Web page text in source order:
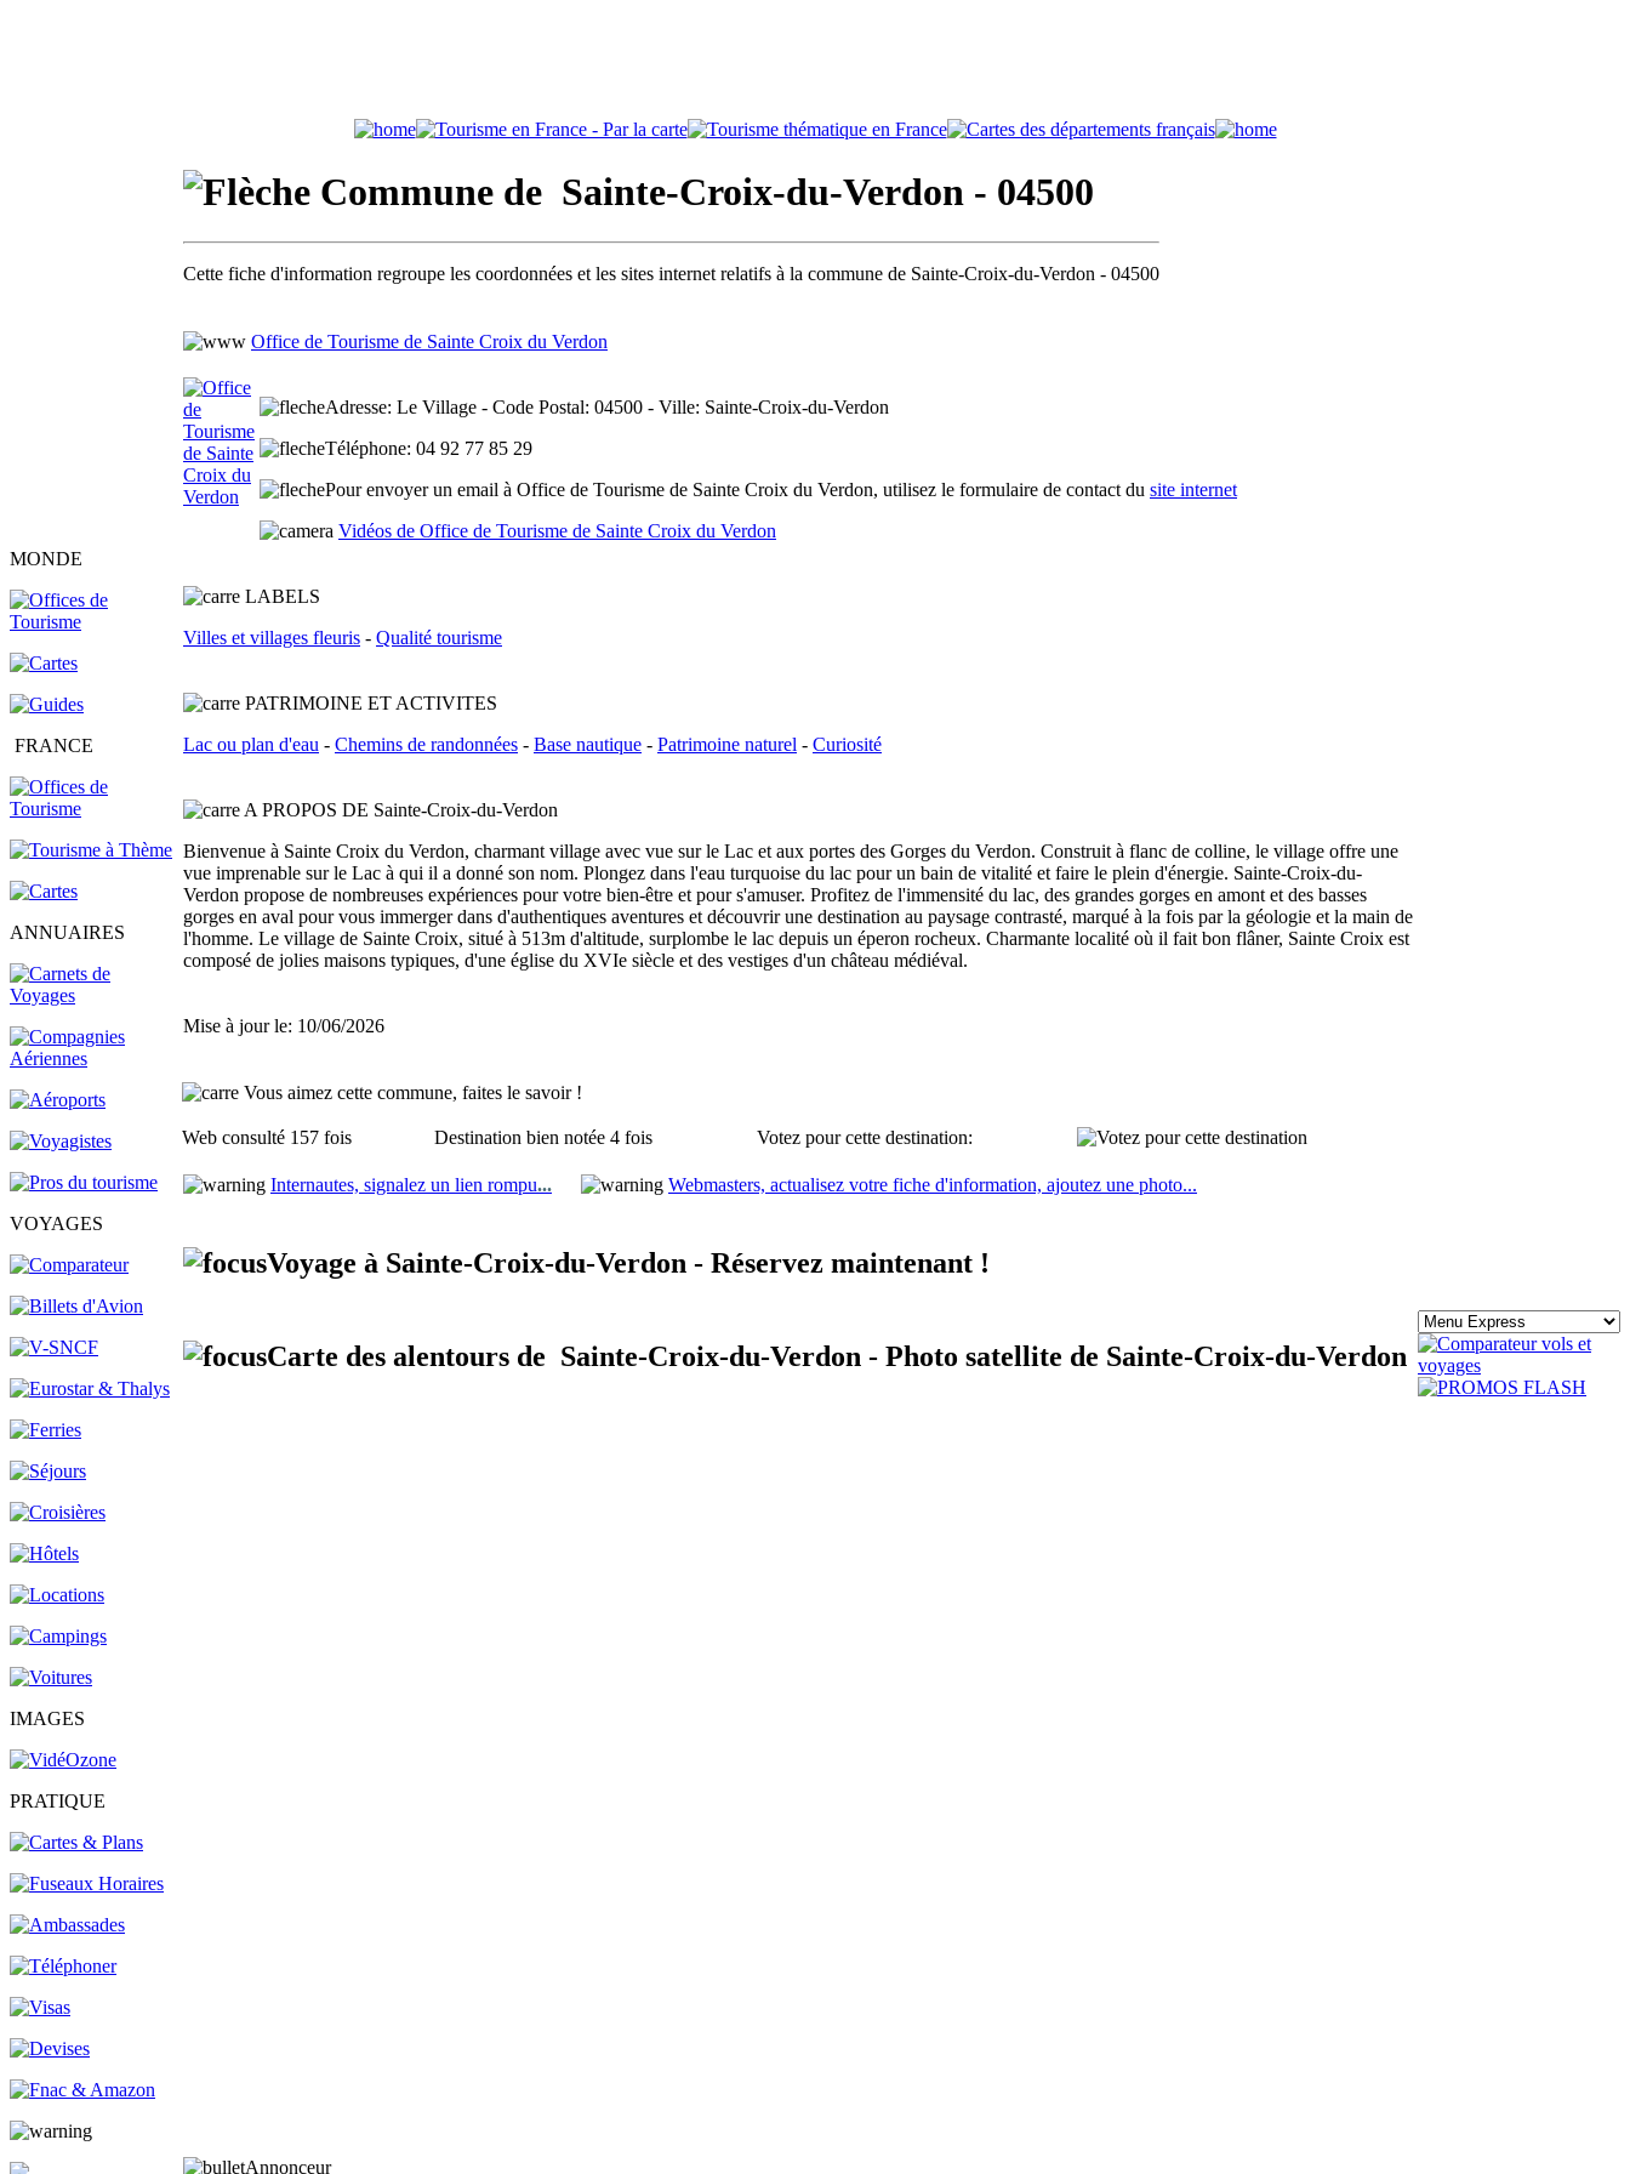
MONDE
FRANCE
ANNUAIRES
VOYAGES
IMAGES
PRATIQUE
Commune de Sainte-Croix-du-Verdon - 04500
Cette fiche d'information regroupe les coordonnées et les sites internet relatifs à la commune de Sainte-Croix-du-Verdon - 04500
Office de Tourisme de Sainte Croix du Verdon
Adresse: Le Village - Code Postal: 04500 - Ville: Sainte-Croix-du-Verdon
Téléphone: 04 92 77 85 29
Pour envoyer un email à Office de Tourisme de Sainte Croix du Verdon, utilisez le formulaire de contact du site internet
Vidéos de Office de Tourisme de Sainte Croix du Verdon
LABELS
Villes et villages fleuris - Qualité tourisme
PATRIMOINE ET ACTIVITES
Lac ou plan d'eau - Chemins de randonnées - Base nautique - Patrimoine naturel - Curiosité
A PROPOS DE Sainte-Croix-du-Verdon
Bienvenue à Sainte Croix du Verdon, charmant village avec vue sur le Lac et aux portes des Gorges du Verdon. Construit à flanc de colline, le village offre une
vue imprenable sur le Lac à qui il a donné son nom. Plongez dans l'eau turquoise du lac pour un bain de vitalité et faire le plein d'énergie. Sainte-Croix-du-
Verdon propose de nombreuses expériences pour votre bien-être et pour s'amuser. Profitez de l'immensité du lac, des grandes gorges en amont et des basses
gorges en aval pour vous immerger dans d'authentiques aventures et découvrir une destination au paysage contrasté, marqué à la fois par la géologie et la main de
l'homme. Le village de Sainte Croix, situé à 513m d'altitude, surplombe le lac depuis un éperon rocheux. Charmante localité où il fait bon flâner, Sainte Croix est
composé de jolies maisons typiques, d'une église du XVIe siècle et des vestiges d'un château médiéval.
Mise à jour le: 10/06/2026
Vous aimez cette commune, faites le savoir !
Web consulté 157 fois Destination bien notée 4 fois Votez pour cette destination:
Internautes, signalez un lien rompu... Webmasters, actualisez votre fiche d'information, ajoutez une photo...
Voyage à Sainte-Croix-du-Verdon - Réservez maintenant !
Carte des alentours de Sainte-Croix-du-Verdon - Photo satellite de Sainte-Croix-du-Verdon
Annonceur